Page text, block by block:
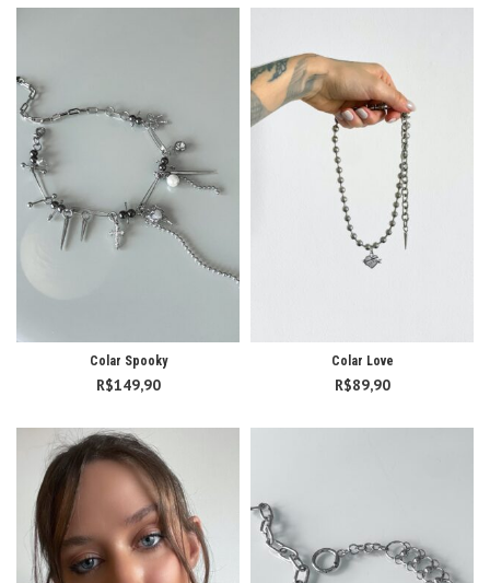
Colar Spooky
R$149,90
Colar Love
R$89,90